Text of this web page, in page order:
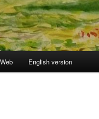
English version